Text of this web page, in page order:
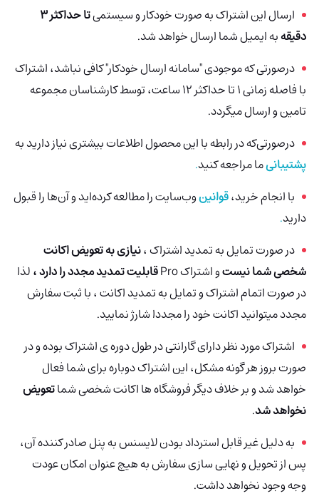
ارسال این اشتراک به صورت خودکار و سیستمی
تا حداکثر 3
دقیقهبه ایمیل شما ارسال خواهد شد.
درصورتی که موجودی "سامانه ارسال خودکار" کافی نباشد، اشتراک
با فاصله زمانی 1 تا حداکثر 12 ساعت، توسط کارشناسان مجموعه
تامین و ارسال میگردد.
درصورتی‌که در رابطه با این محصول اطلاعات بیشتری نیاز دارید به
پشتیبانیما مراجعه کنید.
با انجام خرید،قوانینوب‌سایت را مطالعه کرده‌اید و آن‌ها را قبول
دارید.
در صورت تمایل به تمدید اشتراک ،نیازی به تعویض اکانت
شخصی شما نیستو اشتراک Pro قابلیت تمدید مجدد را دارد ،لذا
در صورت اتمام اشتراک و تمایل به تمدید اکانت ، با ثبت سفارش
مجدد میتوانید اکانت خود را مجددا شارژ نمایید.
اشتراک مورد نظر دارای گارانتی در طول دوره ی اشتراک بوده و در
صورت بروز هر گونه مشکل، این اشتراک دوباره برای شما فعال
خواهد شد و بر خلاف دیگر فروشگاه ها اکانت شخصی شماتعویض
نخواهد شد.
به دلیل غیر قابل استرداد بودن لایسنس به پنل صادر کننده آن،
پس از تحویل و نهایی سازی سفارش به هیچ عنوان امکان عودت
وجه وجود نخواهد داشت.